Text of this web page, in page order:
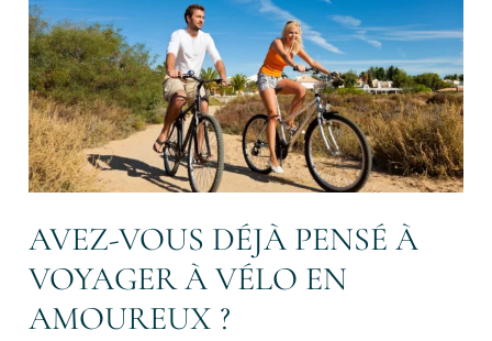
AVEZ-VOUS DÉJÀ PENSÉ À
VOYAGER À VÉLO EN
AMOUREUX ?
à
voyager
à
vélo
en
amoureux
?